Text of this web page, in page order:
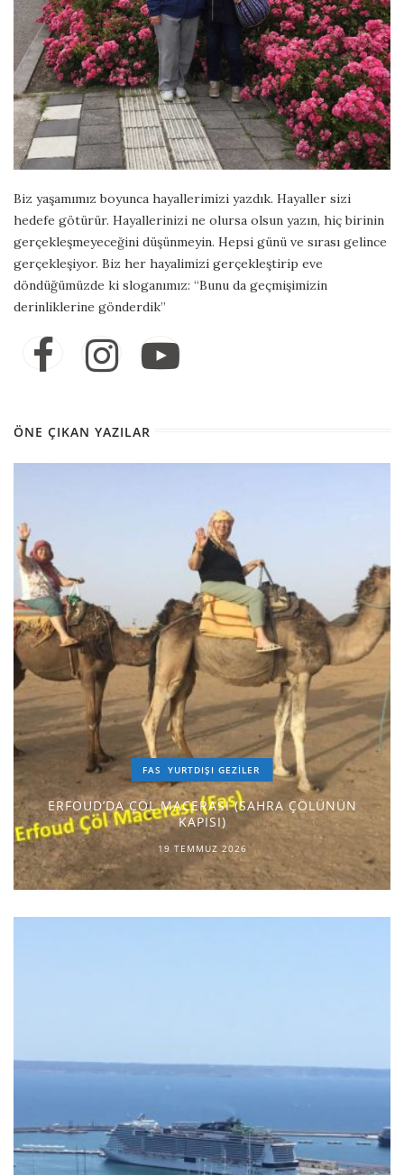
Biz yaşamımız boyunca hayallerimizi yazdık. Hayaller sizi
hedefe götürür. Hayallerinizi ne olursa olsun yazın, hiç birinin
gerçekleşmeyeceğini düşünmeyin. Hepsi günü ve sırası gelince
gerçekleşiyor. Biz her hayalimizi gerçekleştirip eve
döndüğümüzde ki sloganımız: “Bunu da geçmişimizin
derinliklerine gönderdik”
ÖNE ÇIKAN YAZILAR
FAS YURTDIŞI GEZILER
ERFOUD’DA ÇÖL MACERASI (SAHRA ÇÖLÜNÜN
KAPISI)
19 TEMMUZ 2026